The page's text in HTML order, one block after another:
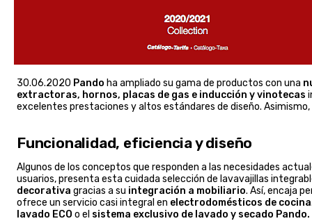
30.06.2020 Pando ha ampliado su gama de productos con una
extractoras, hornos, placas de gas e inducción y vinotecas
excelentes prestaciones y altos estándares de diseño.
Funcionalidad, eficiencia y diseño
Algunos de los conceptos que responden a las necesidades
usuarios, presenta esta cuidada selección de lavavajillas
decorativa gracias a su integración a mobiliario. Así, encaja
ofrece un servicio casi integral en electrodomésticos de cocina
lavado ECO o el sistema exclusivo de lavado y secado Pando.